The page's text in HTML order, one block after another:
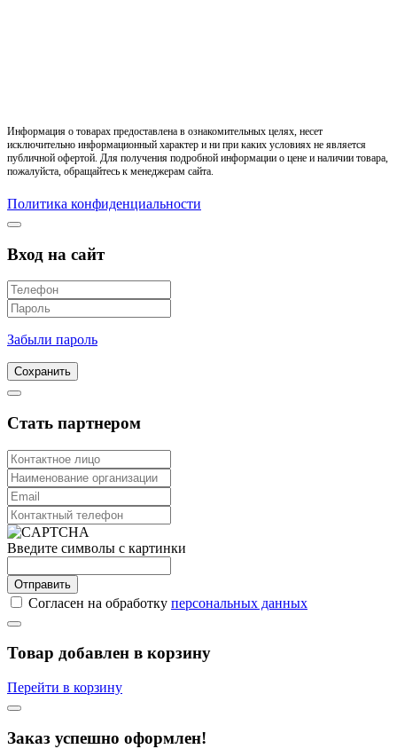
Информация о товарах предоставлена в ознакомительных целях, несет
исключительно информационный характер и ни при каких условиях не является
публичной офертой. Для получения подробной информации о цене и наличии товара,
пожалуйста, обращайтесь к менеджерам сайта.
Политика конфиденциальности
Вход на сайт
Забыли пароль
Сохранить
Стать партнером
Введите символы с картинки
Отправить
Согласен на обработку персональных данных
Товар добавлен в корзину
Перейти в корзину
Заказ успешно оформлен!